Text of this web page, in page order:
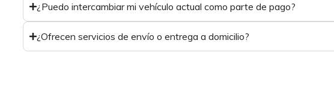
¿Puedo intercambiar mi vehículo actual como parte de pago?
¿Ofrecen servicios de envío o entrega a domicilio?